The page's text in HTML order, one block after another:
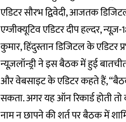
एडिटर सौरभ द्विवेदी, आजतक
एग्जीक्यूटिव एडिटर दीप हल्दर,
कुमार, हिंदुस्तान डिजिटल के एडिटर
न्यूज़लॉन्ड्री ने इस बैठक में हुई
और वेबसाइट के एडिटर कहते हैं,
सकता. अगर यह ऑन रिकार्ड होती
नाम न छापने की शर्त पर बैठक में